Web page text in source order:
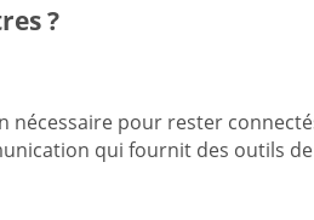
?
pour rester
qui fournit des outils